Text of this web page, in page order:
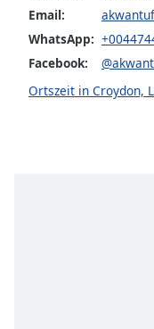
subtitles
off,
selected
Audio
Email:
WhatsApp:
Facebook:
Ortszeit in Croydon,